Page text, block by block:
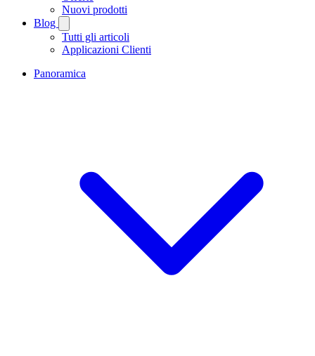
Nuovi prodotti
Blog
Tutti gli articoli
Applicazioni Clienti
Panoramica